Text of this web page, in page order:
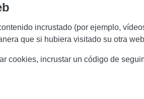
incrustado (por ejemplo,
que si hubiera visitado su otra
cookies, incrustar un código de